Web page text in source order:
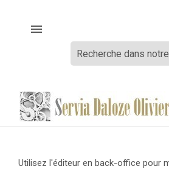

Utilisez l'éditeur en back-office pour